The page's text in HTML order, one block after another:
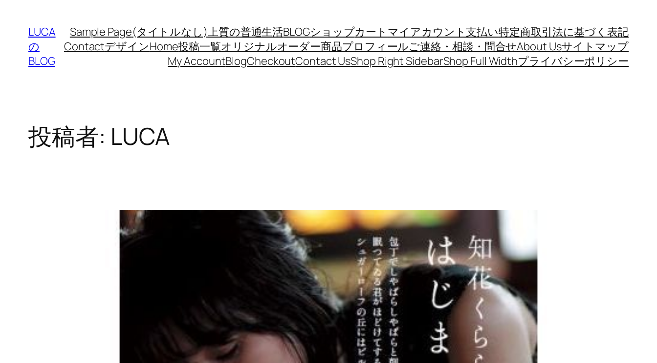
LUCA
の
BLOG
Sample Page(タイトルなし)上質の普通生活BLOGショップカート マイアカウント支払い特定商取引法に基づく表記
ContactデザインHome投稿一覧オリジナルオーダー商品プロフィールご連絡・相談・問合せAbout Usサイトマップ
My AccountBlogCheckoutContact UsShop Right SidebarShop Full Widthプライバシーポリシー
投稿者: LUCA